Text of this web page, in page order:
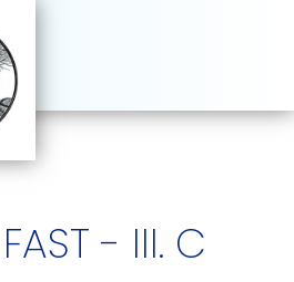
- III. C